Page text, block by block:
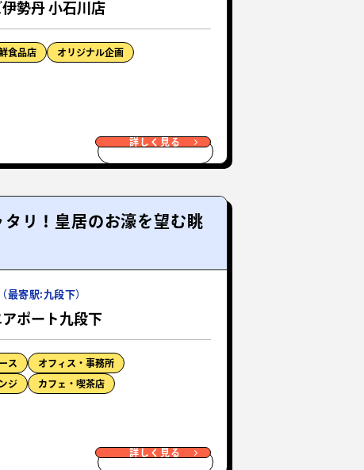
勢丹 小石川店
食品店 オリジナル企画
詳しく見る
リ！皇居のお濠を望む眺
最寄駅:九段下）
ポート九段下
ス オフィス・事務所
ジ カフェ・喫茶店
詳しく見る